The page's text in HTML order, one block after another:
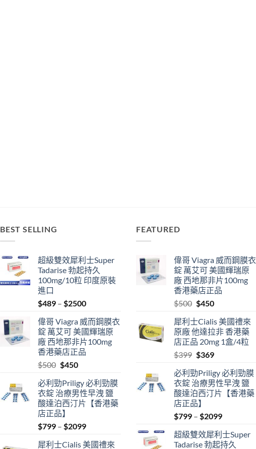
BEST SELLING
超級雙效犀利士Super
Tadarise 勃起持久
100mg/10粒 印度原裝
進口
$489 – $2500Price
$489
through
$2500
偉哥 Viagra 威而鋼膜衣
錠 萬艾可 美國輝瑞原
廠 西地那非片100mg
香港藥店正品
$500 Original
was:
$500.
$450Current
is:
$450.
必利勁Priligy 必利勁膜
衣錠 治療男性早洩 鹽
酸達泊西汀片【香港藥
店正品】
$799 – $2099Price
$799
犀利士Cialis 美國禮來
FEATURED
偉哥 Viagra 威而鋼膜衣
錠 萬艾可 美國輝瑞原
廠 西地那非片100mg
香港藥店正品
$500 Original
was:
$500.
$450Current
is:
$450.
犀利士Cialis 美國禮來
原廠 他達拉非 香港藥
店正品 20mg 1盒/4粒
$399 Original
was:
$399.
$369Current
is:
$369.
必利勁Priligy 必利勁膜
衣錠 治療男性早洩 鹽
酸達泊西汀片【香港藥
店正品】
$799 – $2099Price
$799
超級雙效犀利士Super
Tadarise 勃起持久